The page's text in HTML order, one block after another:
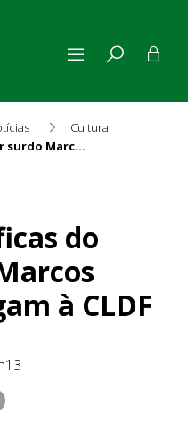
Cultura
Obras biográficas do pintor surdo Marcos Anthony chegam à CLDF
do
à CLDF